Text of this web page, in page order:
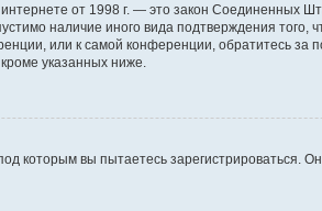
от 1998 г. — это закон Соединенных
наличие иного вида подтверждения
или к самой конференции, обратитесь
указанных ниже.
которым вы пытаетесь зарегистрироваться.